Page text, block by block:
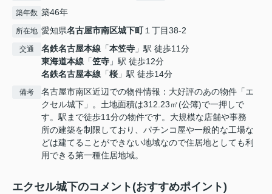
築年数 築46年
所在地 愛知県名古屋市南区城下町１丁目38-2
交通 名鉄名古屋本線 「本笠寺 」駅 徒歩11分
東海道本線 「笠寺 」駅 徒歩12分
名鉄名古屋本線 「桜 」駅 徒歩14分
備考
名古屋市南区近辺での物件情報：大好評のあの物件「エ
クセル城下」。土地面積は312.23㎡(公簿)で一押しで
す。駅まで徒歩11分の物件です。大規模な店舗や事務
所の建築を制限しており、パチンコ屋や一般的な工場な
どは建てることができない地域なので住居地としても利
用できる第一種住居地域。
エクセル城下のコメント(おすすめポイント)